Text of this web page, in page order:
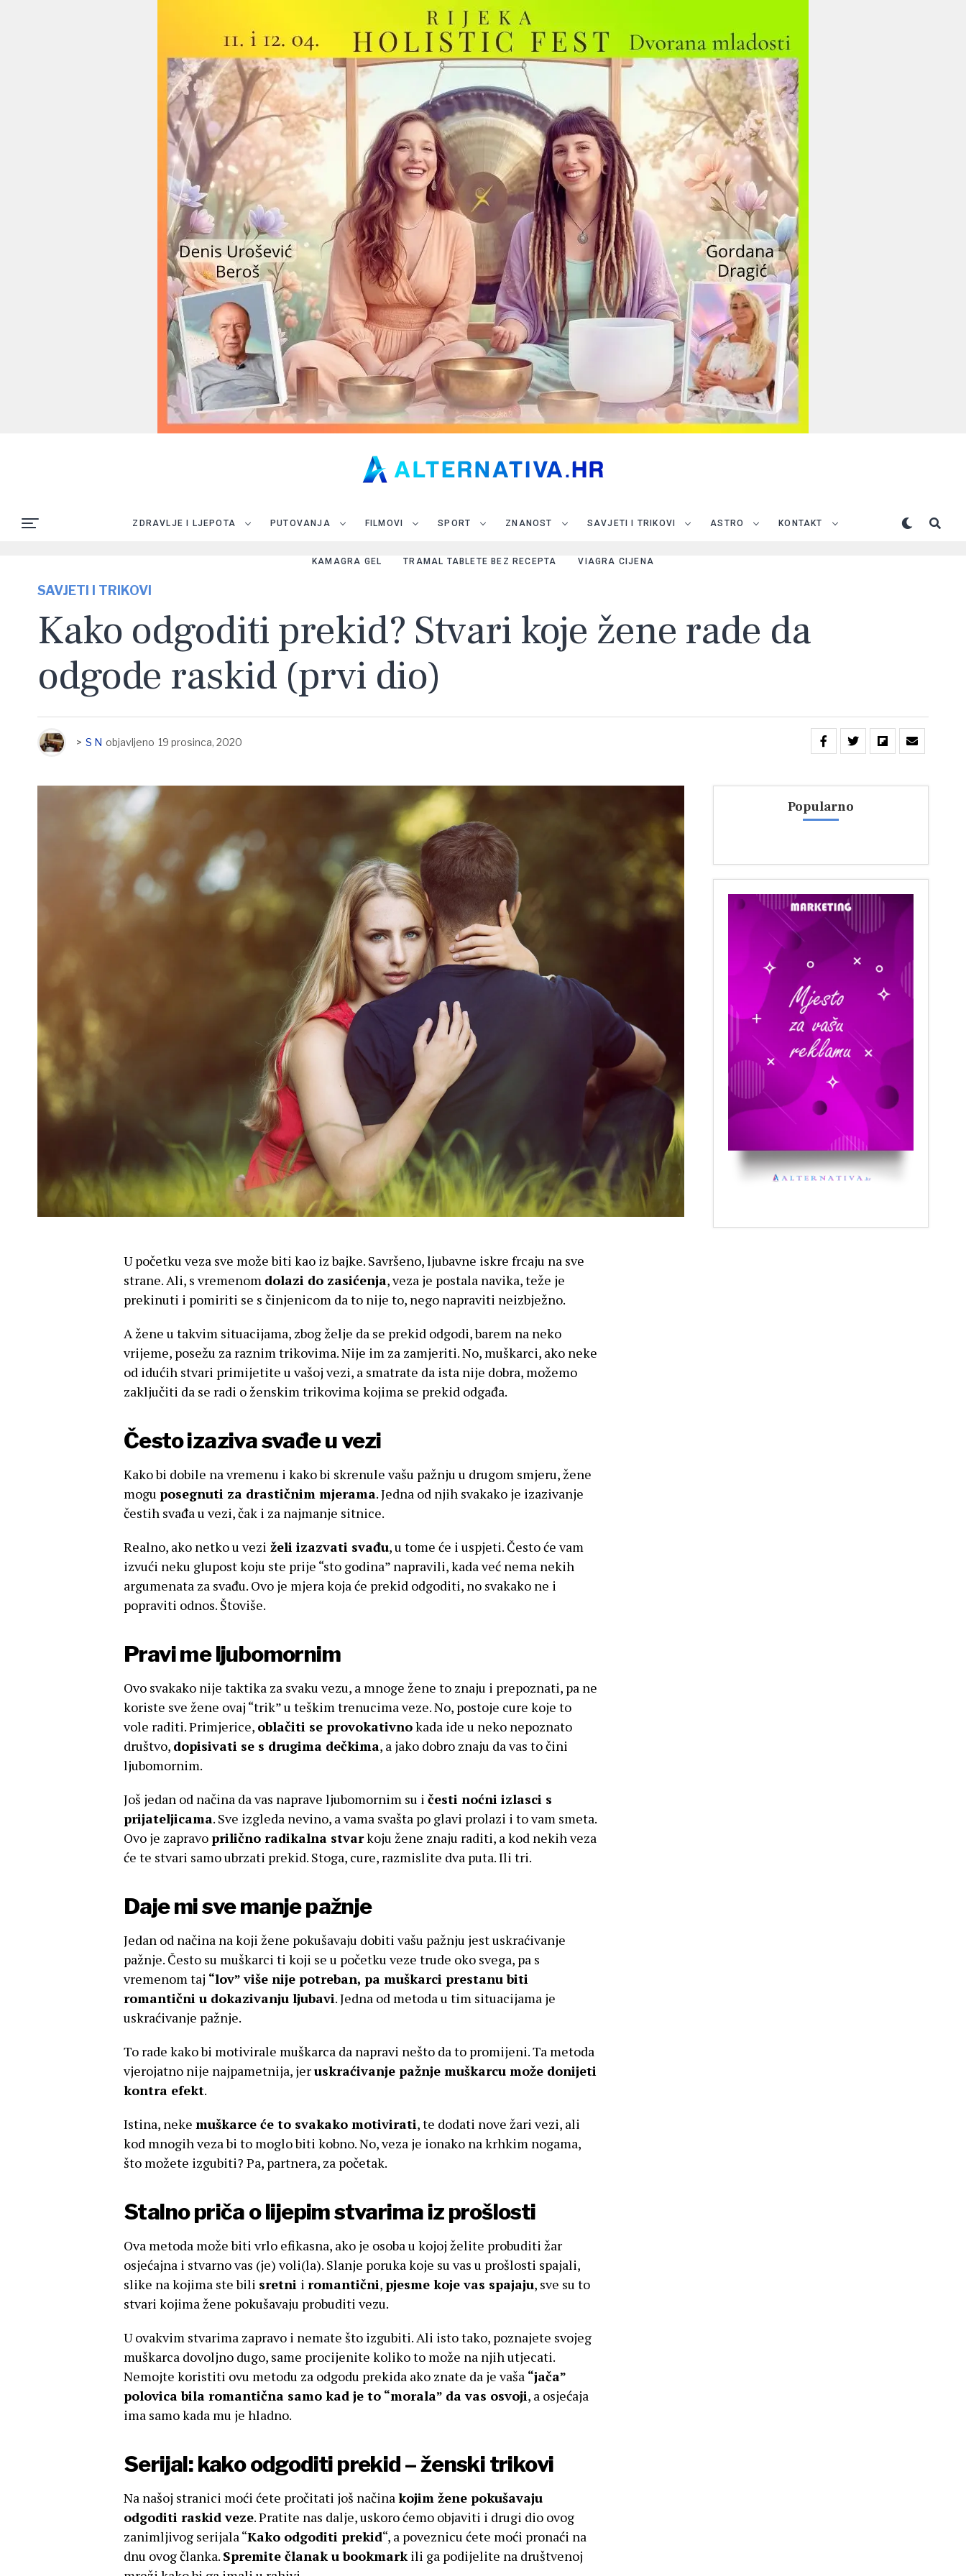
ZDRAVLJE I LJEPOTA PUTOVANJA FILMOVI SPORT ZNANOST SAVJETI I TRIKOVI ASTRO KONTAKT
KAMAGRA GEL TRAMAL TABLETE BEZ RECEPTA VIAGRA CIJENA
SAVJETI I TRIKOVI
Kako odgoditi prekid? Stvari koje žene rade da
odgode raskid (prvi dio)
> S N objavljeno 19 prosinca, 2020
U početku veza sve može biti kao iz bajke. Savršeno, ljubavne iskre frcaju na sve
strane. Ali, s vremenom dolazi do zasićenja, veza je postala navika, teže je
prekinuti i pomiriti se s činjenicom da to nije to, nego napraviti neizbježno.
A žene u takvim situacijama, zbog želje da se prekid odgodi, barem na neko
vrijeme, posežu za raznim trikovima. Nije im za zamjeriti. No, muškarci, ako neke
od idućih stvari primijetite u vašoj vezi, a smatrate da ista nije dobra, možemo
zaključiti da se radi o ženskim trikovima kojima se prekid odgađa.
Često izaziva svađe u vezi
Kako bi dobile na vremenu i kako bi skrenule vašu pažnju u drugom smjeru, žene
mogu posegnuti za drastičnim mjerama. Jedna od njih svakako je izazivanje
čestih svađa u vezi, čak i za najmanje sitnice.
Realno, ako netko u vezi želi izazvati svađu, u tome će i uspjeti. Često će vam
izvući neku glupost koju ste prije “sto godina” napravili, kada već nema nekih
argumenata za svađu. Ovo je mjera koja će prekid odgoditi, no svakako ne i
popraviti odnos. Štoviše.
Pravi me ljubomornim
Ovo svakako nije taktika za svaku vezu, a mnoge žene to znaju i prepoznati, pa ne
koriste sve žene ovaj “trik” u teškim trenucima veze. No, postoje cure koje to
vole raditi. Primjerice, oblačiti se provokativnokada ide u neko nepoznato
društvo, dopisivati se s drugima dečkima, a jako dobro znaju da vas to čini
ljubomornim.
Još jedan od načina da vas naprave ljubomornim su i česti noćni izlasci s
prijateljicama. Sve izgleda nevino, a vama svašta po glavi prolazi i to vam smeta.
Ovo je zapravoprilično radikalna stvarkoju žene znaju raditi, a kod nekih veza
će te stvari samo ubrzati prekid. Stoga, cure, razmislite dva puta. Ili tri.
Daje mi sve manje pažnje
Jedan od načina na koji žene pokušavaju dobiti vašu pažnju jest uskraćivanje
pažnje. Često su muškarci ti koji se u početku veze trude oko svega, pa s
vremenom taj “lov” više nije potreban, pa muškarci prestanu biti
romantični u dokazivanju ljubavi. Jedna od metoda u tim situacijama je
uskraćivanje pažnje.
To rade kako bi motivirale muškarca da napravi nešto da to promijeni. Ta metoda
vjerojatno nije najpametnija, jeruskraćivanje pažnje muškarcu može donijeti
kontra efekt.
Istina, neke muškarce će to svakako motivirati, te dodati nove žari vezi, ali
kod mnogih veza bi to moglo biti kobno. No, veza je ionako na krhkim nogama,
što možete izgubiti? Pa, partnera, za početak.
Stalno priča o lijepim stvarima iz prošlosti
Ova metoda može biti vrlo efikasna, ako je osoba u kojoj želite probuditi žar
osjećajna i stvarno vas (je) voli(la). Slanje poruka koje su vas u prošlosti spajali,
slike na kojima ste bili sretni i romantični,pjesme koje vas spajaju, sve su to
stvari kojima žene pokušavaju probuditi vezu.
U ovakvim stvarima zapravo i nemate što izgubiti. Ali isto tako, poznajete svojeg
muškarca dovoljno dugo, same procijenite koliko to može na njih utjecati.
Nemojte koristiti ovu metodu za odgodu prekida ako znate da je vaša “jača”
polovica bila romantična samo kad je to “morala” da vas osvoji, a osjećaja
ima samo kada mu je hladno.
Serijal: kako odgoditi prekid – ženski trikovi
Na našoj stranici moći ćete pročitati još načina kojim žene pokušavaju
odgoditi raskid veze. Pratite nas dalje, uskoro ćemo objaviti i drugi dio ovog
zanimljivog serijala “Kako odgoditi prekid“, a poveznicu ćete moći pronaći na
dnu ovog članka. Spremite članak u bookmark ili ga podijelite na društvenoj
Popularno